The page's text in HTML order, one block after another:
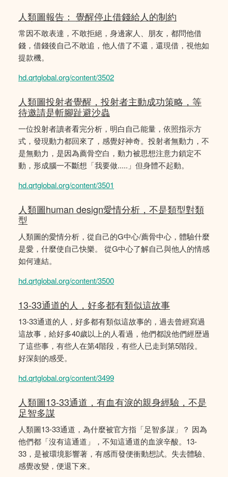
人類圖報告： 覺醒停止借錢給人的制約
常因不敢表達，不敢拒絕，身邊家人、朋友，都問他借
錢，借錢後自己不敢追，他人借了不還，還現借，視他如
提款機。
hd.qrtglobal.org/content/3502
人類圖投射者覺醒，投射者主動成功策略，等
待邀請是斬腳趾避沙蟲
一位投射者讀者看完分析，明白自己能量，依照指示方
式，發現動力都回來了，感覺好神奇。投射者無動力，不
是無動力，是因為薦骨空白，動力被思想注意力鎖定不
動，形成腦一不斷想「我要做.....」但身體不起動。
hd.qrtglobal.org/content/3501
人類圖human design愛情分析，不是類型對類
型
人類圖的愛情分析，從自己的G中心/薦骨中心，體驗什麼
是愛，什麼使自己快樂。 從G中心了解自己與他人的情感
如何連結。
hd.qrtglobal.org/content/3500
13-33通道的人，好多都有類似這故事
13-33通道的人，好多都有類似這故事的，過去曾經寫過
這故事，給好多40歲以上的人看過，他們都說他們經歴過
了這些事，有些人在第4階段，有些人已走到第5階段。
好深刻的感受。
hd.qrtglobal.org/content/3499
人類圖13-33通道，有血有淚的親身經驗，不是
足智多謀
人類圖13-33通道，為什麼被官方指「足智多謀」？ 因為
他們都「沒有這通道」，不知這通道的血淚辛酸。13-
33，是被環境影響著，有感而發便衝動想試。失去體驗、
感覺改變，便退下來。